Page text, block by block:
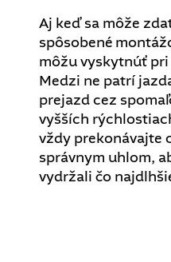
Aj keď sa môže
spôsobené
môžu vyskytnúť
Medzi ne patrí
prejazd cez
vyšších
vždy prekonávajte
správnym uhlom,
vydržali čo